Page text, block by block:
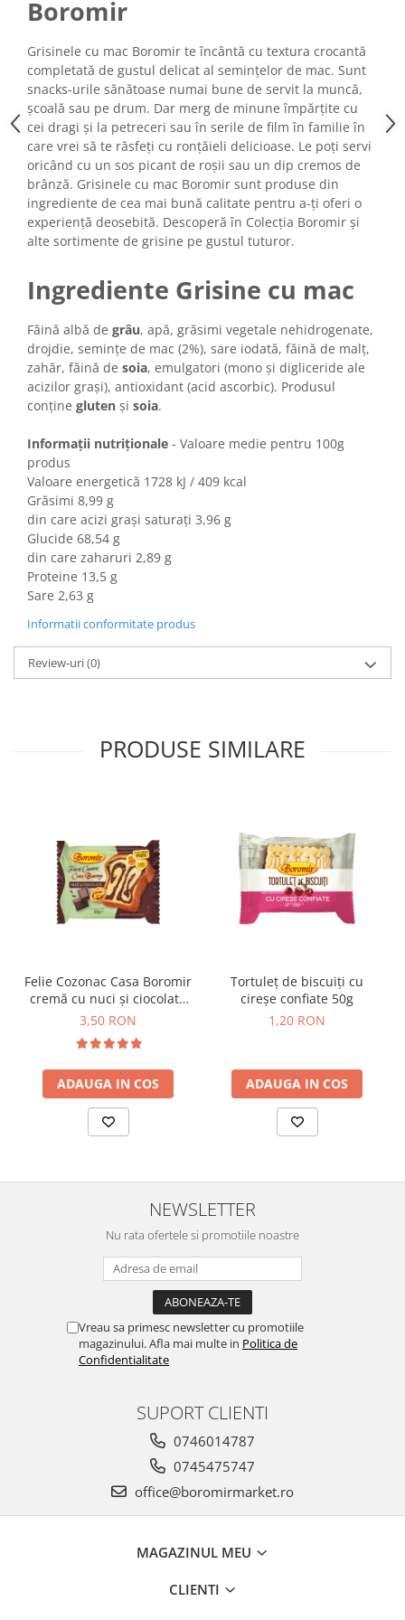
Turta dulce
Turta dulce de Sibiu
Turta dulce cu miere
Croissant
Croissant Duofino
Croissant cu maia
Cornulete
Boromele
Cornulete fragede
Pasca Fresh
Cereale
Paine
Paine ambalata
Chifle
Colaci festivi
Covrigi cu ulei de masline
Covrigi de Buzau
Grisine
Crochete
Produse de gătit
Faina
Arpacas si pesmet
Produse congelate
Pizza congelata
Baton Cookie congelat
Faina Profesionala
Fursecuri vrac
Congelate brutarie
Cadouri
Vinuri Casa Isarescu
Accesorii Boromir
Dulciurile Feleacul
Boromir
Grisinele cu mac Boromir te încântă cu textura crocantă
completată de gustul delicat al semințelor de mac. Sunt
snacks-urile sănătoase numai bune de servit la muncă,
școală sau pe drum. Dar merg de minune împărțite cu
cei dragi și la petreceri sau în serile de film în familie în
care vrei să te răsfeți cu ronțăieli delicioase. Le poți servi
oricând cu un sos picant de roșii sau un dip cremos de
brânză. Grisinele cu mac Boromir sunt produse din
ingrediente de cea mai bună calitate pentru a-ți oferi o
experiență deosebită. Descoperă în Colecția Boromir și
alte sortimente de grisine pe gustul tuturor.
Ingrediente Grisine cu mac
Făină albă de grâu, apă, grăsimi vegetale nehidrogenate,
drojdie, semințe de mac (2%), sare iodată, făină de malț,
zahăr, făină de soia, emulgatori (mono și digliceride ale
acizilor grași), antioxidant (acid ascorbic). Produsul
conține gluten și soia.
Informații nutriționale - Valoare medie pentru 100g
produs
Valoare energetică 1728 kJ / 409 kcal
Grăsimi 8,99 g
din care acizi grași saturați 3,96 g
Glucide 68,54 g
din care zaharuri 2,89 g
Proteine 13,5 g
Sare 2,63 g
Informatii conformitate produs
Review-uri(0)
PRODUSE SIMILARE
Felie Cozonac Casa Boromir
cremă cu nuci și ciocolată
80g
3,50 RON
ADAUGA IN COS
Tortuleț de biscuiți cu
cireșe confiate 50g
1,20 RON
ADAUGA IN COS
NEWSLETTER
Nu rata ofertele si promotiile noastre
Vreau sa primesc newsletter cu promotiile
magazinului. Afla mai multe in Politica de
Confidentialitate
SUPORT CLIENTI
0746014787
0745475747
office@boromirmarket.ro
MAGAZINUL MEU
CLIENTI